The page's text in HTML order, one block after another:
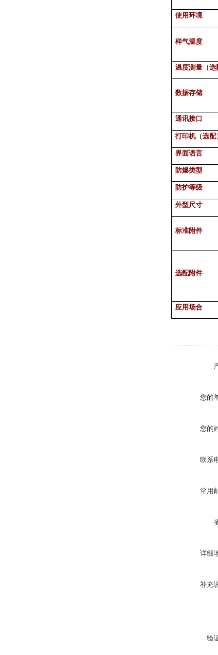
使用环境
样气温度
温度测量（选
数据存储
通讯接口
打印机（选配
界面语言
防爆类型
防护等级
外型尺寸
标准附件
选配附件
应用场合
您的
您的
联系
常用
详细
补充
验